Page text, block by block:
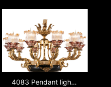
4083 Pendant lights, zinc alloy lights, ceramic lights, glass lights, resin lights, European style lights, restaurant lights, wall lights, lighting fixtures, lighting fixtures